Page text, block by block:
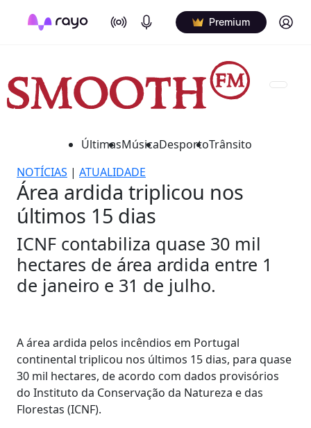
On Air Podcasts Premium Log in
ÚltimasMúsicaDesportoTrânsito
NOTÍCIAS | ATUALIDADE
Área ardida triplicou nos
últimos 15 dias
ICNF contabiliza quase 30 mil
hectares de área ardida entre 1
de janeiro e 31 de julho.
A área ardida pelos incêndios em Portugal
continental triplicou nos últimos 15 dias, para quase
30 mil hectares, de acordo com dados provisórios
do Instituto da Conservação da Natureza e das
Florestas (ICNF).